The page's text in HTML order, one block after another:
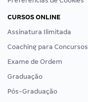
CURSOS ONLINE
Assinatura Ilimitada
Coaching para Concursos
Exame de Ordem
Graduação
Pós-Graduação